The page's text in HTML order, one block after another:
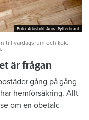
Foto: Arkivbild: Anna Rytterbrant
Foto: Arkivbild: Anna Rytterbrant
till vardagsrum och kök.
är frågan
gång på gång
hemförsäkring. Allt
om en obetald